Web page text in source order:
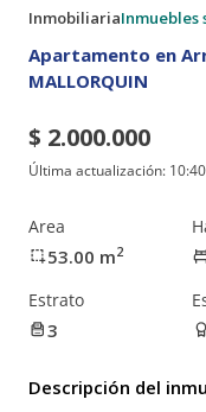
InmobiliariaInmuebles
Apartamento en
MALLORQUIN
$ 2.000.000
Última actualización:
Area
53.00 m2
Estrato
3
Descripción del